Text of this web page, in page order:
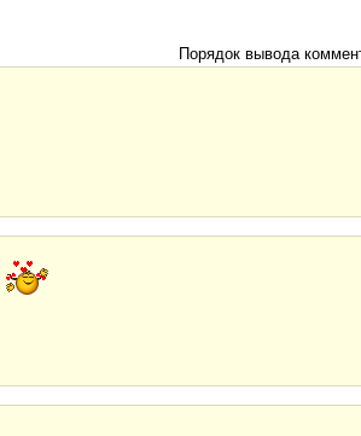
Порядок вывода